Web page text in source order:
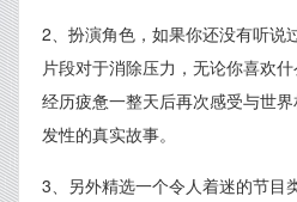
2、扮演角色，如果你还没有听说
片段对于消除压力，无论你喜欢
经历疲惫一整天后再次感受与世
发性的真实故事。
3、另外精选一个令人着迷的节目